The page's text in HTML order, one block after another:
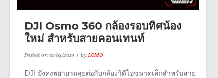
DJI Osmo 360 กล้องรอบทิศน้อง
ใหม่ สำหรับสายคอนเทนท์
Posted on01/08/2025 byLOMO
DJI ยังคงพยายามลุยต่อกับกล้องวิดีโอขนาดเล็กสำหรับสาย